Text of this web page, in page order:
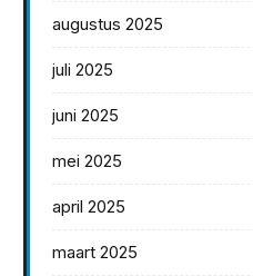
augustus 2025
juli 2025
juni 2025
mei 2025
april 2025
maart 2025